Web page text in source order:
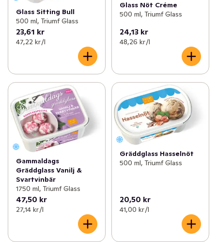
Glass Sitting Bull
500 ml, Triumf Glass
23,61 kr
47,22 kr /l
Glass Nöt Créme
500 ml, Triumf Glass
24,13 kr
48,26 kr /l
Gammaldags
Gräddglass Vanilj &
Svartvinbär
1750 ml, Triumf Glass
47,50 kr
27,14 kr /l
Gräddglass Hasselnöt
500 ml, Triumf Glass
20,50 kr
41,00 kr /l